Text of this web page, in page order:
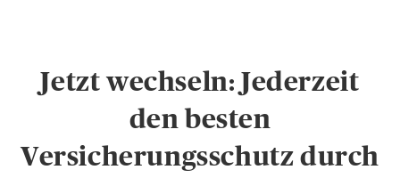
Jetzt wechseln: Jederzeit
den besten
Versicherungsschutz durch